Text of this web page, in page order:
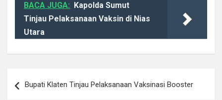
BACA JUGA:
Kapolda Sumut
Tinjau Pelaksanaan Vaksin di Nias
Utara
posBupati Klaten Tinjau Pelaksanaan Vaksinasi Booster